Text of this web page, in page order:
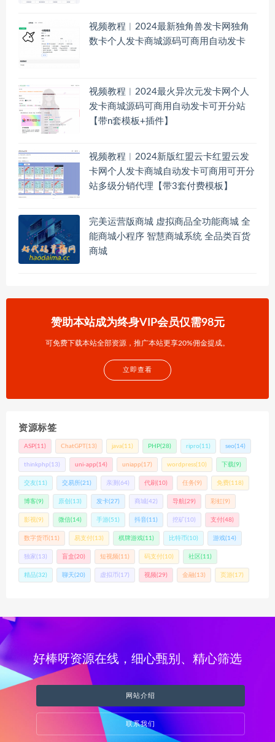
视频教程︱2024最新独角兽发卡网独角
数卡个人发卡商城源码可商用自动发卡
视频教程︱2024最火异次元发卡网个人
发卡商城源码可商用自动发卡可开分站
【带n套模板+插件】
视频教程︱2024新版红盟云卡红盟云发
卡网个人发卡商城自动发卡可商用可开分
站多级分销代理【带3套付费模板】
完美运营版商城 虚拟商品全功能商城 全
能商城小程序 智慧商城系统 全品类百货
商城
赞助本站成为终身VIP会员仅需98元
可免费下载本站全部资源，推广本站更享20%佣金提成。
立即查看
资源标签
ASP(11) ChatGPT(13) java(11) PHP(28) ripro(11) seo(14)
thinkphp(13) uni-app(14) uniapp(17) wordpress(10) 下载(9)
交友(11) 交易所(21) 亲测 (64) 代刷 (10) 任务(9) 免费(118)
博客(9) 原创 (13) 发卡(27) 商城(42) 导航(29) 彩虹(9)
影视(9) 微信(14) 手游(51) 抖音(11) 挖矿(10) 支付(48)
数字货币(11) 易支付(13) 棋牌游戏(11) 比特币(10) 游戏(14)
独家(13) 盲盒(20) 短视频(11) 码支付(10) 社区(11)
精品(32) 聊天(20) 虚拟币(17) 视频(29) 金融(13) 页游(17)
好棒呀资源在线，细心甄别、精心筛选
网站介绍
联系我们